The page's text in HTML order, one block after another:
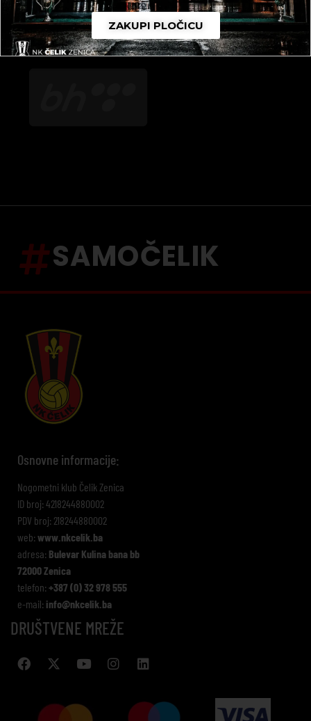
SAMOČELIK
Osnovne informacije:
Nogometni klub Čelik Zenica
ID broj: 4218244880002
PDV broj: 218244880002
web: www.nkcelik.ba
adresa: Bulevar Kulina bana bb
72000 Zenica
telefon: +387 (0) 32 978 555
e-mail: info@nkcelik.ba
DRUŠTVENE MREŽE
ZAKUPI PLOČICU